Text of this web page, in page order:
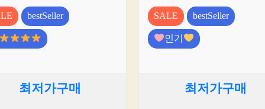
bestSeller
최저가구매
SALE
bestSeller
인기
최저가구매